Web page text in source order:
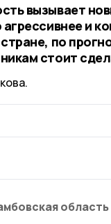
вызывает
и
по
стоит
область